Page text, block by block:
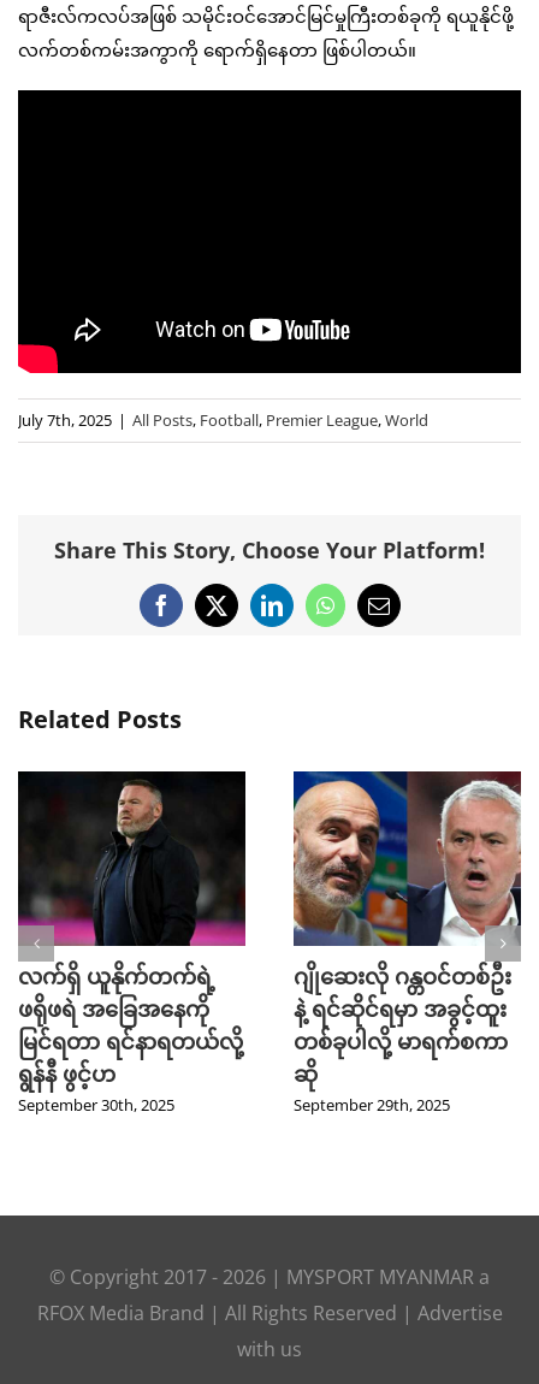
ရာဇီးလ်ကလပ်အဖြစ် သမိုင်းဝင်အောင်မြင်မှုကြီးတစ်ခုကို ရယူနိုင်ဖို့
လက်တစ်ကမ်းအကွာကို ရောက်ရှိနေတာ ဖြစ်ပါတယ်။
July 7th, 2025 | All Posts, Football, Premier League,World
Share This Story, Choose Your Platform!
Facebook
X LinkedInWhatsApp
Email
Related Posts
လက်ရှိ ယူနိုက်တက်ရဲ့
ဖရိုဖရဲ အခြေအနေကို
မြင်ရတာ ရင်နာရတယ်လို့
ရွန်နီ ဖွင့်ဟ
September 30th, 2025
ဂျိုဆေးလို ဂန္တဝင်တစ်ဦး
နဲ့ ရင်ဆိုင်ရမှာ အခွင့်ထူး
တစ်ခုပါလို့ မာရက်စကာ
ဆို
September 29th, 2025
© Copyright 2017 - 2026 | MYSPORT MYANMAR a
RFOX Media Brand | All Rights Reserved | Advertise
with us